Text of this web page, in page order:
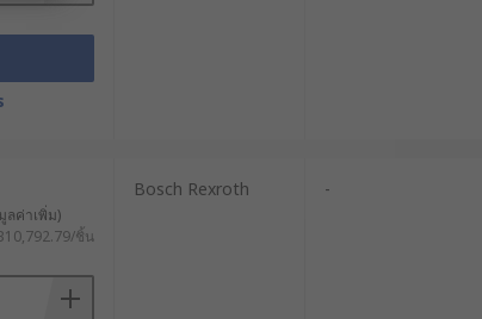
ะดับ และระบบที่ต้องการติดตั้ง
านการใช้พลังงานไฟฟ้า และ
เพื่อเพิ่มประสิทธิภาพและ
ลค่าเพิ่ม)
ชิ้น
Bosch Rexroth -